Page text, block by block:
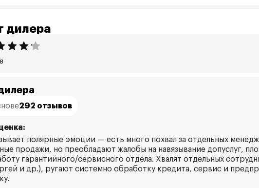
дилера
292 отзывов
полярные эмоции — есть много похвал за отдельных
продажи, но преобладают жалобы на навязывание допуслуг,
гарантийного/сервисного отдела. Хвалят отдельных
и др.), ругают системно обработку кредита, сервис и